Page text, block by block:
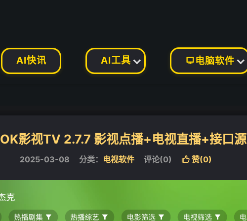
AI快讯 AI工具  电脑软件
OK影视TV 2.7.7 影视点播+电视直播+接口源
2025-03-08 分类： 电视软件 评论(0)  赞(0)